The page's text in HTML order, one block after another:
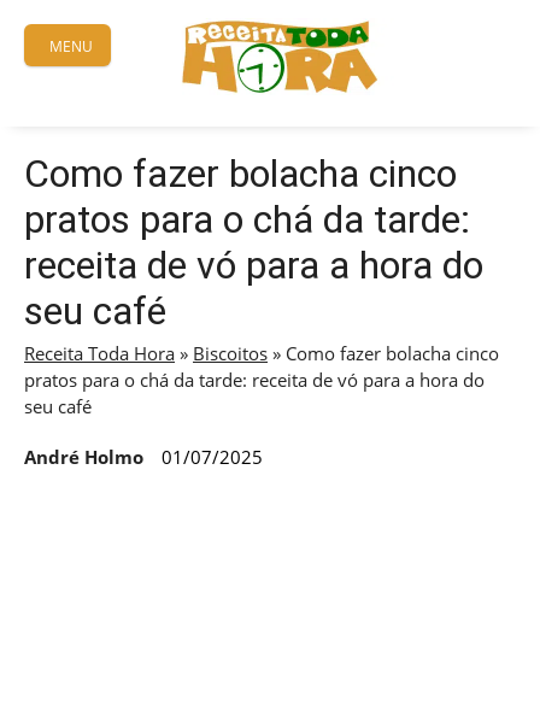
content
MENU
Como fazer bolacha cinco
pratos para o chá da tarde:
receita de vó para a hora do
seu café
Receita Toda Hora » Biscoitos » Como fazer bolacha cinco
pratos para o chá da tarde: receita de vó para a hora do
seu café
André Holmo 01/07/2025